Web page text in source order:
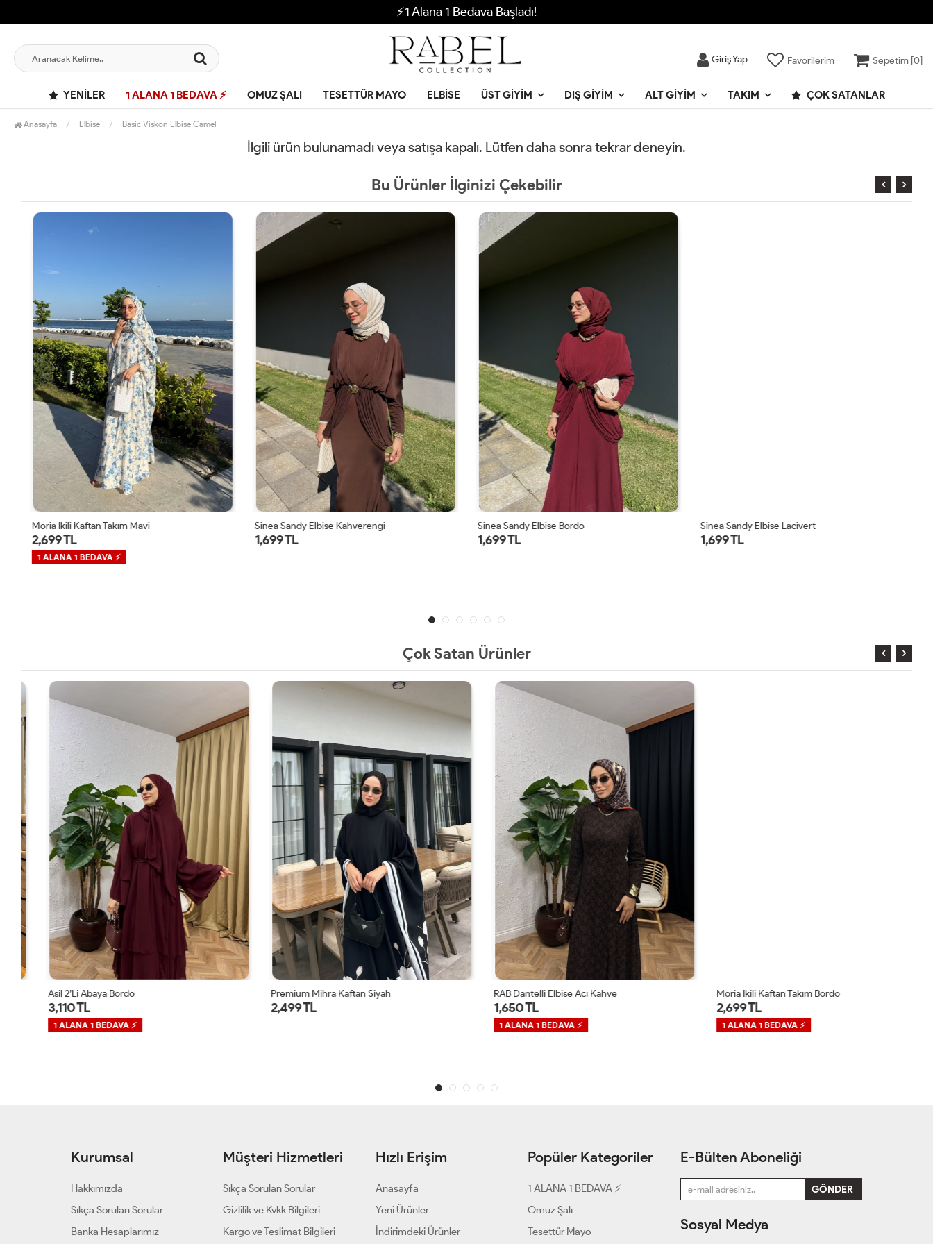
⚡1 Alana 1 Bedava Başladı!
Giriş Yap Favorilerim Sepetim [0]
YENILER 1 ALANA 1 BEDAVA ⚡ OMUZ ŞALI TESETTÜR MAYO ELBISE ÜST GIYIM DIŞ GIYIM ALT GIYIM TAKIM ÇOK SATANLAR
Anasayfa Elbise Basic Viskon Elbise Camel
İlgili ürün bulunamadı veya satışa kapalı. Lütfen daha sonra tekrar deneyin.
Bu Ürünler İlginizi Çekebilir
Moria İkili Kaftan Takım Mavi
2,699 TL
1 ALANA 1 BEDAVA ⚡
Sinea Sandy Elbise Kahverengi
1,699 TL
Sinea Sandy Elbise Bordo
1,699 TL
Sinea Sandy Elbise Lacivert
1,699 TL
Çok Satan Ürünler
Asil 2’li Abaya Bordo
3,110 TL
1 ALANA 1 BEDAVA ⚡
Premium Mihra Kaftan Siyah
2,499 TL
RAB Dantelli Elbise Acı Kahve
1,650 TL
1 ALANA 1 BEDAVA ⚡
Moria İkili Kaftan Takım Bordo
2,699 TL
1 ALANA 1 BEDAVA ⚡
Kurumsal
Hakkımızda
Sıkça Sorulan Sorular
Banka Hesaplarımız
Müşteri Hizmetleri
Sıkça Sorulan Sorular
Gizlilik ve Kvkk Bilgileri
Kargo ve Teslimat Bilgileri
Hızlı Erişim
Anasayfa
Yeni Ürünler
İndirimdeki Ürünler
Popüler Kategoriler
1 ALANA 1 BEDAVA ⚡
Omuz Şalı
Tesettür Mayo
E-Bülten Aboneliği
Sosyal Medya